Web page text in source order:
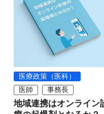
医療政策（医科）
医師
事務長
地域連携はオンライン